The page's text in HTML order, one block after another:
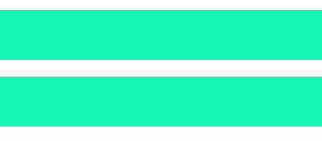
Alle
Klicken Sie auf das Semester,